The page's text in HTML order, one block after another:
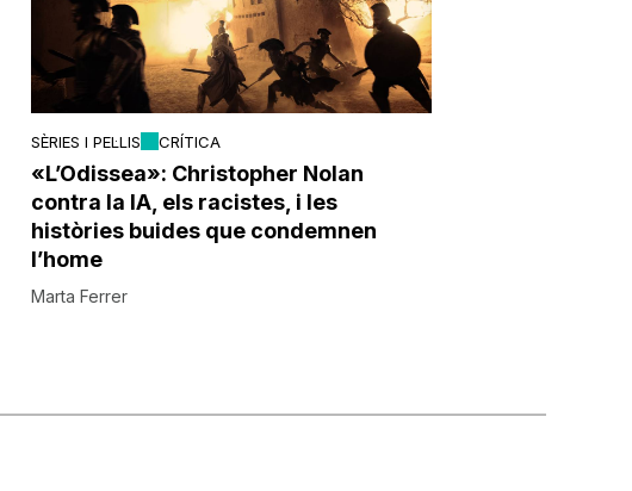
SÈRIES I PEL·LIS CRÍTICA
«L’Odissea»: Christopher Nolan
contra la IA, els racistes, i les
històries buides que condemnen
l’home
Marta Ferrer